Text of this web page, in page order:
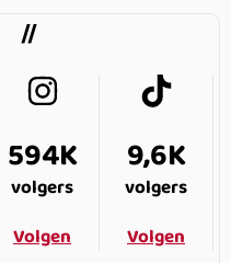
594K
volgers
Volgen
9,6K
volgers
Volgen